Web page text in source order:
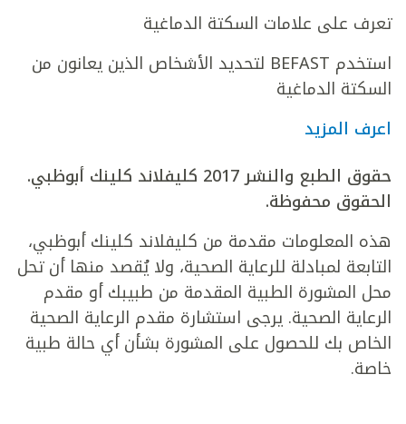
تعرف على علامات السكتة الدماغية
استخدم BEFAST لتحديد الأشخاص الذين يعانون من
السكتة الدماغية
اعرف المزيد
حقوق الطبع والنشر 2017 كليفلاند كلينك أبوظبي.
الحقوق محفوظة.
هذه المعلومات مقدمة من كليفلاند كلينك أبوظبي،
التابعة لمبادلة للرعاية الصحية، ولا يُقصد منها أن تحل
محل المشورة الطبية المقدمة من طبيبك أو مقدم
الرعاية الصحية. يرجى استشارة مقدم الرعاية الصحية
الخاص بك للحصول على المشورة بشأن أي حالة طبية
خاصة.